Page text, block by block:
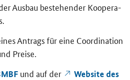
Aus­bau be­stehen­der Ko­ope­ra­
An­trags für eine Coordination
Prei­se.
und auf der
Web­site des